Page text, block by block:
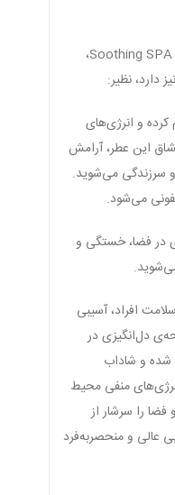
عود خوش بو و معطر اسپا (ماساژ) Soothing SPA،
دارد، نظیر:
و انرژی‌های
این عطر، آرامش
و سرزندگی می‌شوید.
می‌شود.
در فضا، خستگی و
افراد، آسیبی
دل‌انگیزی در
شده و شاداب
منفی محیط
فضا را سرشار از
عالی و منحصربه‌فرد